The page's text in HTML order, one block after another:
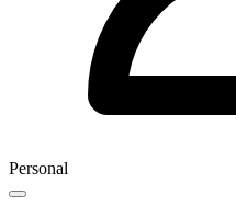
Personal